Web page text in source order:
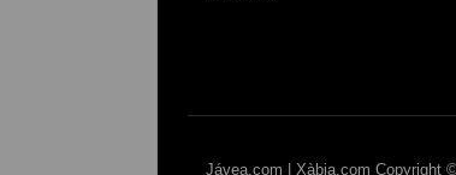
Jávea.com | Xàbia.com Copyright